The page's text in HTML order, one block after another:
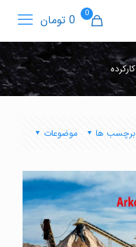
0 0 تومان
موضوعات برچسب ها